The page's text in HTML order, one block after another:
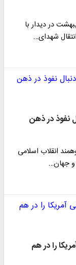
حبیب الله سیاری روز چهارشنبه ۲۳ اردیبهشت در دیدار با
شهدای…
نفوذ در ذهن
انقلاب اسلامی
و جهان…
را در هم